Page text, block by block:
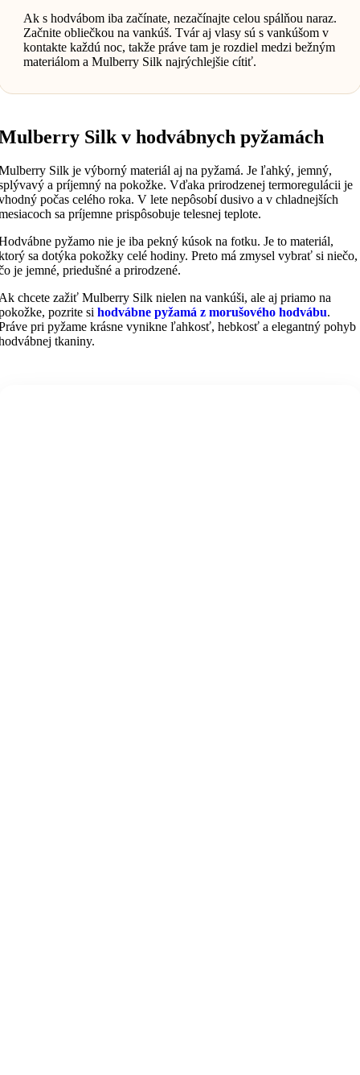
Ak s hodvábom iba začínate, nezačínajte celou spálňou naraz.
Začnite obliečkou na vankúš. Tvár aj vlasy sú s vankúšom v
kontakte každú noc, takže práve tam je rozdiel medzi bežným
materiálom a Mulberry Silk najrýchlejšie cítiť.
Silk v hodvábnych pyžamách
Silk je výborný materiál aj na pyžamá. Je ľahký, jemný,
a príjemný na pokožke. Vďaka prirodzenej termoregulácii je
počas celého roka. V lete nepôsobí dusivo a v chladnejších
sa príjemne prispôsobuje telesnej teplote.
pyžamo nie je iba pekný kúsok na fotku. Je to materiál,
sa dotýka pokožky celé hodiny. Preto má zmysel vybrať si niečo,
je jemné, priedušné a prirodzené.
chcete zažiť Mulberry Silk nielen na vankúši, ale aj priamo na
pozrite si hodvábne pyžamá z morušového hodvábu.
pri pyžame krásne vynikne ľahkosť, hebkosť a elegantný pohyb
tkaniny.